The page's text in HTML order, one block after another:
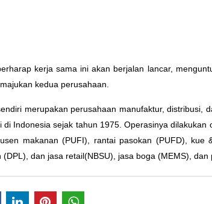
kerja sama ini akan berjalan lancar,
kedua perusahaan.
merupakan perusahaan manufaktur, distribusi,
di Indonesia sejak tahun 1975. Operasinya
makanan (PUFI), rantai pasokan (PUFD), kue
(DPL), dan jasa retail(NBSU), jasa boga (MEMS), dan